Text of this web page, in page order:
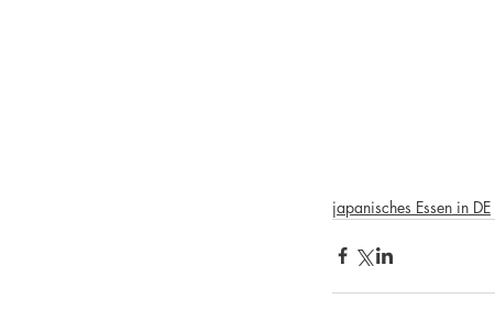
japanisches Essen in DE